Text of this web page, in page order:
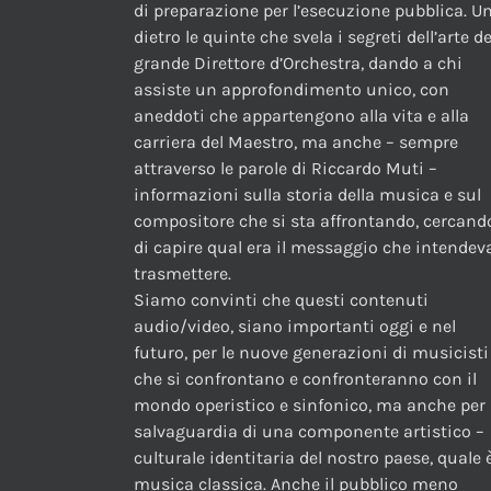
di preparazione per l’esecuzione pubblica. Un
dietro le quinte che svela i segreti dell’arte
grande Direttore d’Orchestra, dando a chi
assiste un approfondimento unico, con
aneddoti che appartengono alla vita e alla
carriera del Maestro, ma anche – sempre
attraverso le parole di Riccardo Muti –
informazioni sulla storia della musica e sul
compositore che si sta affrontando,
di capire qual era il messaggio che
trasmettere.
Siamo convinti che questi contenuti
audio/video, siano importanti oggi e nel
futuro, per le nuove generazioni di musicisti
che si confrontano e confronteranno con il
mondo operistico e sinfonico, ma anche per
salvaguardia di una componente artistico –
culturale identitaria del nostro paese, quale
musica classica. Anche il pubblico meno